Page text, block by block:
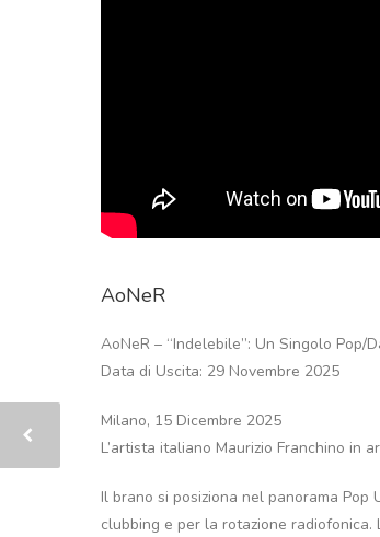
AoNeR
AoNeR – “Indelebile”: Un Singolo
Data di Uscita: 29 Novembre 2025
Milano, 15 Dicembre 2025
L’artista italiano Maurizio Franchino in
Il brano si posiziona nel panorama
clubbing e per la rotazione